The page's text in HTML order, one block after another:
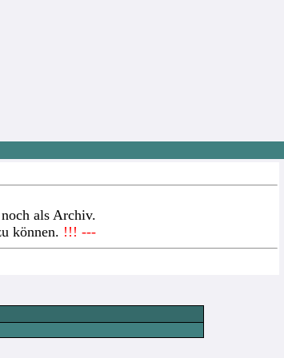
als Archiv.
können. !!! ---